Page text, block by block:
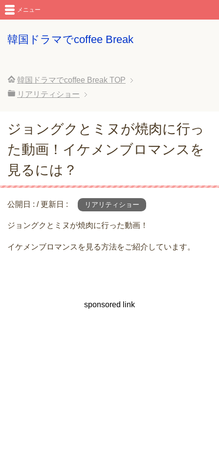
韓国ドラマでcoffee Break
メニュー
韓国ドラマでcoffee Break TOP
リアリティショー
ジョングクとミヌが焼肉に行っ
た動画！イケメンブロマンスを
見るには？
公開日 : / 更新日 : リアリティショー
ジョングクとミヌが焼肉に行った動画！
イケメンブロマンスを見る方法をご紹介しています。
sponsored link